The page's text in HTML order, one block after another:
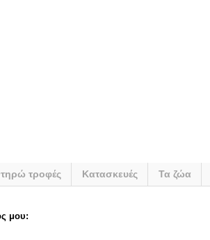
τροφές Κατασκευές Τα ζώα
μου: